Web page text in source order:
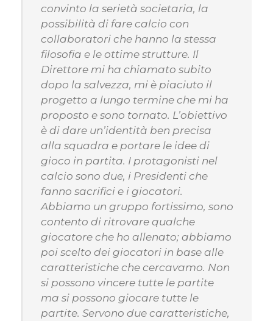
convinto la serietà societaria, la
possibilità di fare calcio con
collaboratori che hanno la stessa
filosofia e le ottime strutture. Il
Direttore mi ha chiamato subito
dopo la salvezza, mi è piaciuto il
progetto a lungo termine che mi ha
proposto e sono tornato. L’obiettivo
è di dare un’identità ben precisa
alla squadra e portare le idee di
gioco in partita. I protagonisti nel
calcio sono due, i Presidenti che
fanno sacrifici e i giocatori.
Abbiamo un gruppo fortissimo, sono
contento di ritrovare qualche
giocatore che ho allenato; abbiamo
poi scelto dei giocatori in base alle
caratteristiche che cercavamo. Non
si possono vincere tutte le partite
ma si possono giocare tutte le
partite. Servono due caratteristiche,